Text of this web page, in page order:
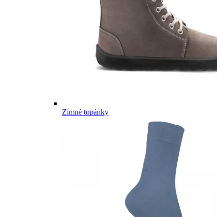
Zimné topánky